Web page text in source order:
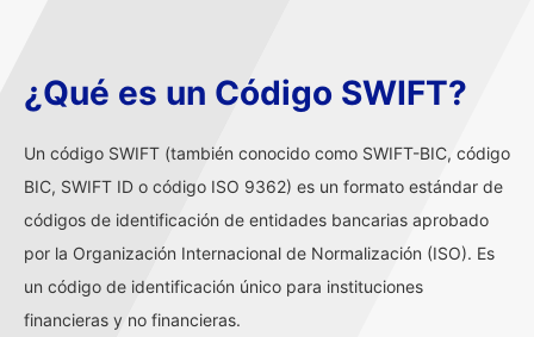
¿Qué es un Código SWIFT?
Un código SWIFT (también conocido como SWIFT-BIC, código
BIC, SWIFT ID o código ISO 9362) es un formato estándar de
códigos de identificación de entidades bancarias aprobado
por la Organización Internacional de Normalización (ISO). Es
un código de identificación único para instituciones
financieras y no financieras.